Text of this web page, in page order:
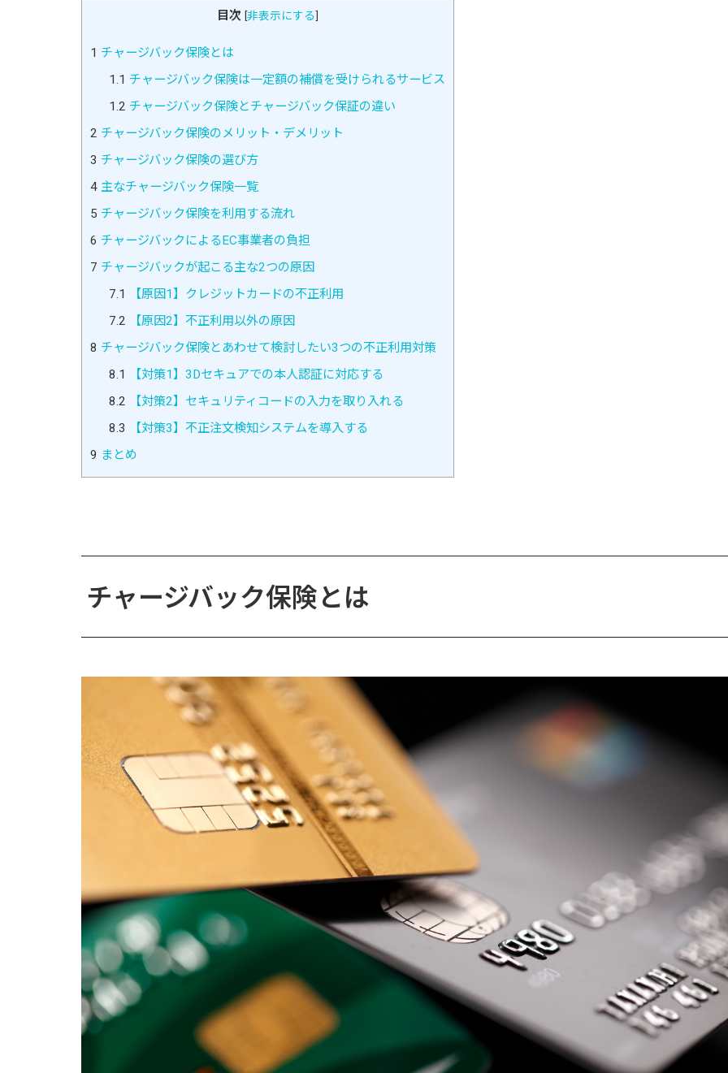
目次 [非表示にする]
1 チャージバック保険とは
1.1 チャージバック保険は一定額の補償を受けられるサービス
1.2 チャージバック保険とチャージバック保証の違い
2 チャージバック保険のメリット・デメリット
3 チャージバック保険の選び方
4 主なチャージバック保険一覧
5 チャージバック保険を利用する流れ
6 チャージバックによるEC事業者の負担
7 チャージバックが起こる主な2つの原因
7.1
【原因1】クレジットカードの不正利用
7.2 【原因2】不正利用以外の原因
8 チャージバック保険とあわせて検討したい3つの不正利用対策
8.1
【対策1】3Dセキュアでの本人認証に対応する
8.2 【対策2】セキュリティコードの入力を取り入れる
8.3 【対策3】不正注文検知システムを導入する
9 まとめ
チャージバック保険とは